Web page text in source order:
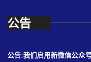
公告
公告:我们启用新微信公众